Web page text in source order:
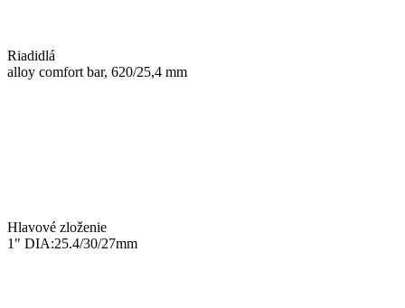
Riadidlá
alloy comfort bar, 620/25,4 mm
Hlavové zloženie
1" DIA:25.4/30/27mm